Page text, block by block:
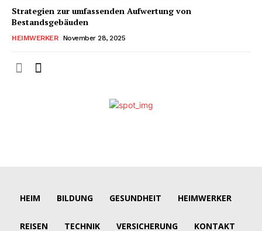
Strategien zur umfassenden Aufwertung von
Bestandsgebäuden
HEIMWERKER November 28, 2025
HEIM BILDUNG GESUNDHEIT HEIMWERKER
REISEN TECHNIK VERSICHERUNG KONTAKT